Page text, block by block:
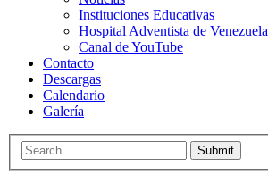
Instituciones Educativas
Hospital Adventista de Venezuela
Canal de YouTube
Contacto
Descargas
Calendario
Galería
Submit